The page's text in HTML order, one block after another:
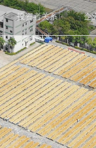
投资者关系 企